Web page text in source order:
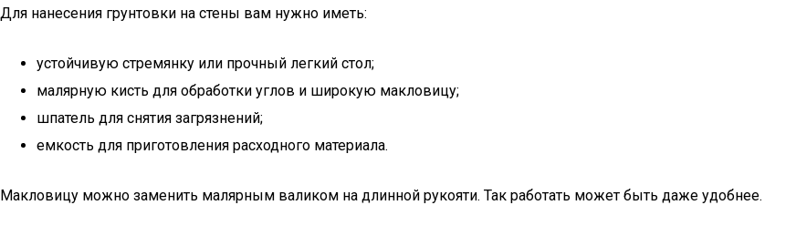
Для нанесения грунтовки на стены вам нужно иметь:
устойчивую стремянку или прочный легкий стол;
малярную кисть для обработки углов и широкую макловицу;
шпатель для снятия загрязнений;
емкость для приготовления расходного материала.
Макловицу можно заменить малярным валиком на длинной рукояти. Так работать может быть даже удобнее.